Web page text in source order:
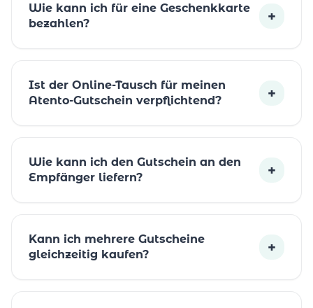
Wie kann ich für eine Geschenkkarte
bezahlen?
+
Ist der Online-Tausch für meinen
Atento-Gutschein verpflichtend?
+
Wie kann ich den Gutschein an den
Empfänger liefern?
+
Kann ich mehrere Gutscheine
gleichzeitig kaufen?
+